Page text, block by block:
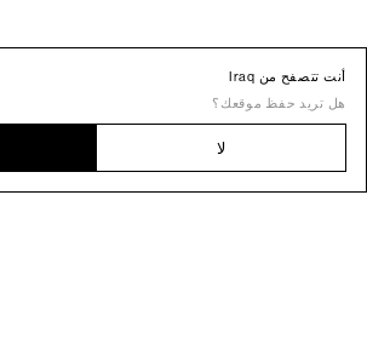
أنت تتصفح من Iraq
هل تريد حفظ موقعك؟
لا